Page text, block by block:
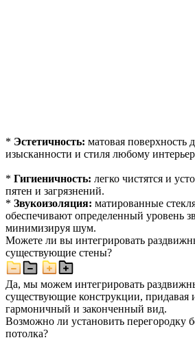
* Эстетичность: матовая поверхность
изысканности и стиля любому
* Гигиеничность: легко чистятся и
пятен и загрязнений.
* Звукоизоляция: матированные
обеспечивают определенный уровень
минимизируя шум.
Можете ли вы интегрировать
существующие стены?
Да, мы можем интегрировать
существующие конструкции, придавая
гармоничный и законченный вид.
Возможно ли установить перегородку
потолка?